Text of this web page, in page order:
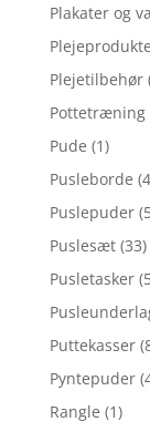
Plakater og
Plejetilbehør
Pottetræning
Pude (1)
Pusleborde
Puslepuder
Puslesæt (33)
Pusletasker
Puttekasser
Pyntepuder
Rangle (1)